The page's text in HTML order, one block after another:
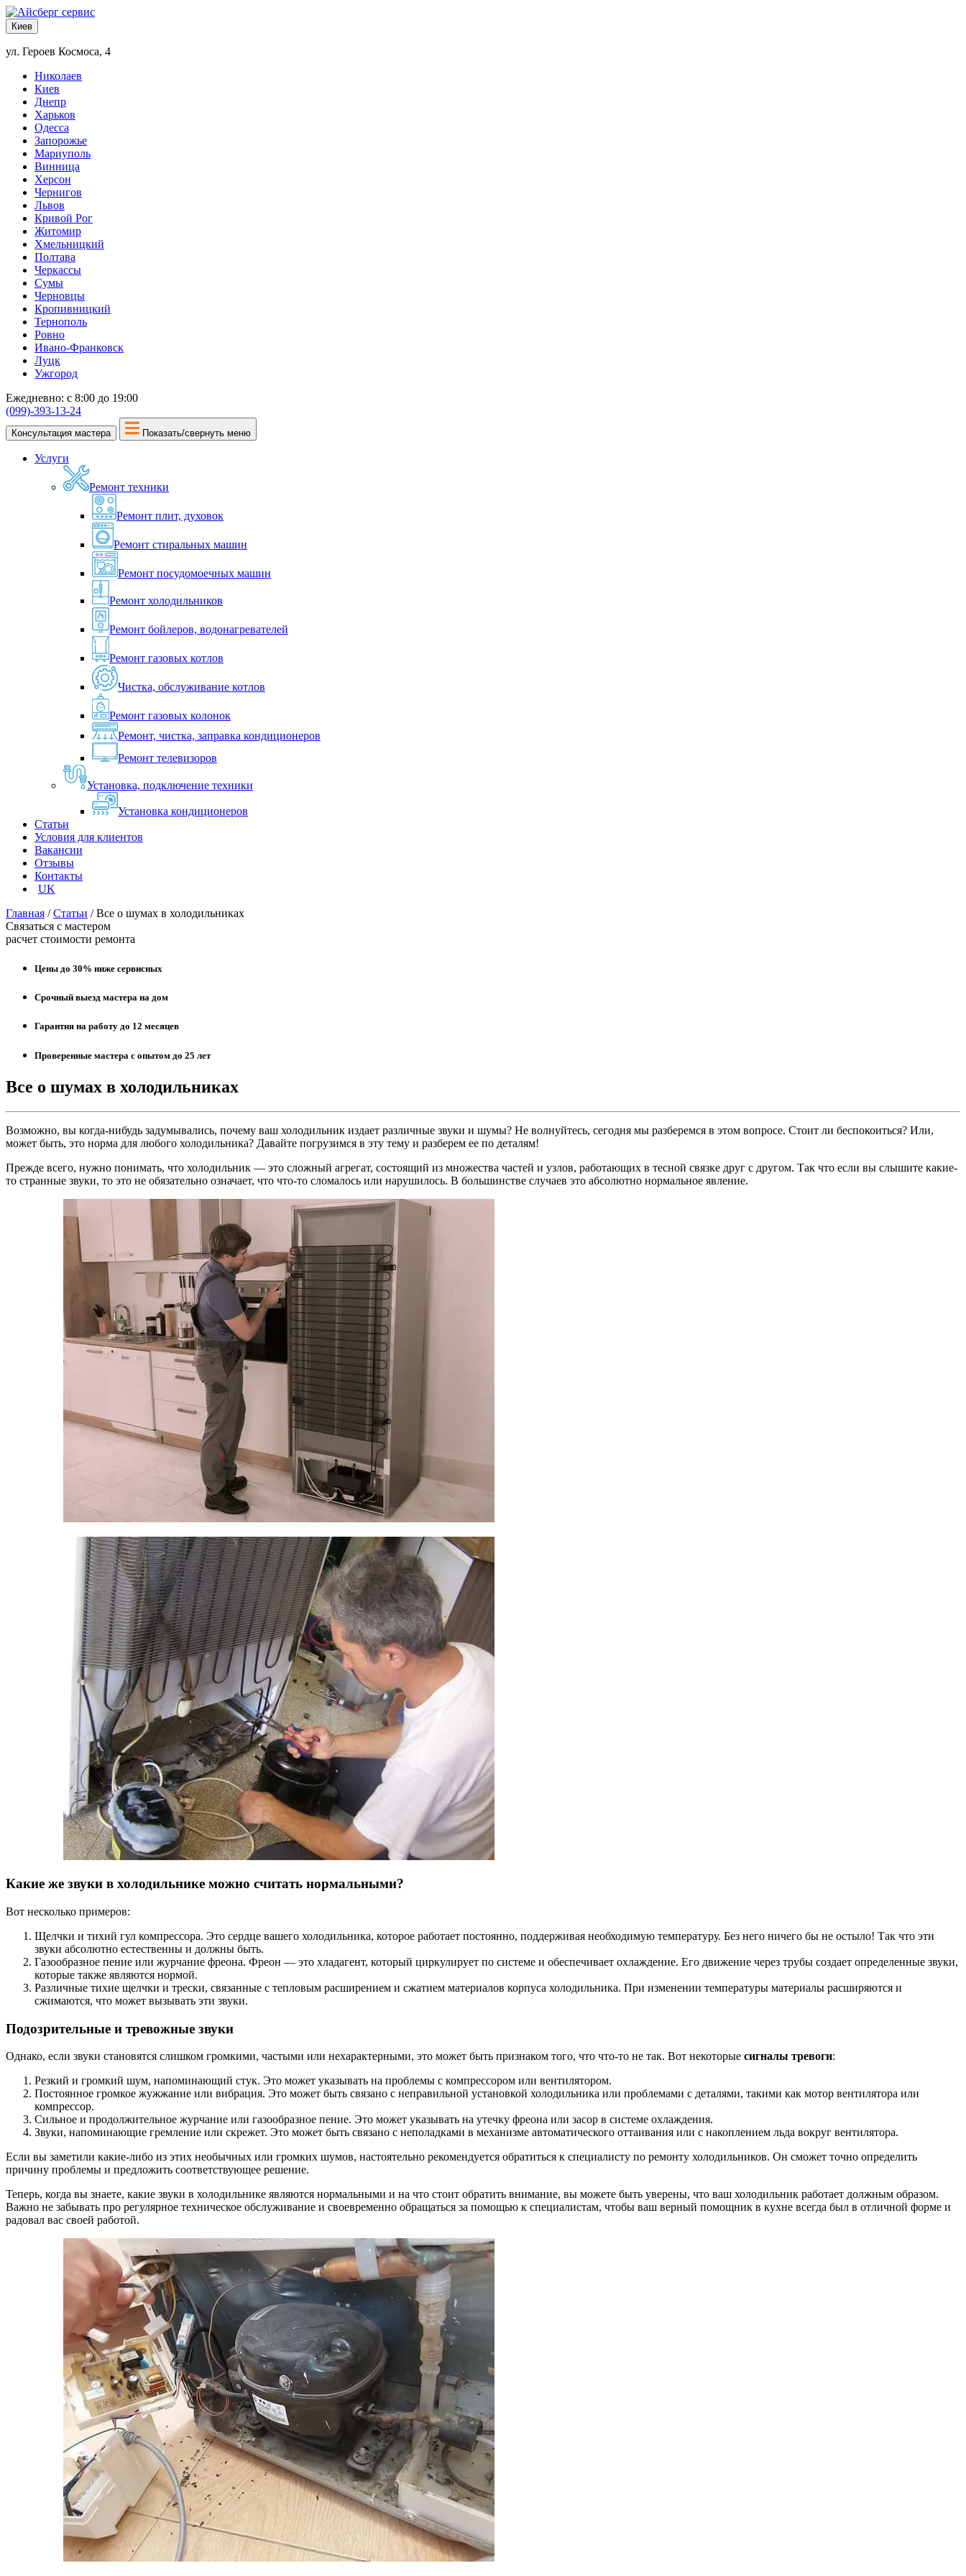
Киев
ул. Героев Космоса, 4
Николаев
Киев
Днепр
Харьков
Одесса
Запорожье
Мариуполь
Винница
Херсон
Чернигов
Львов
Кривой Рог
Житомир
Хмельницкий
Полтава
Черкассы
Сумы
Черновцы
Кропивницкий
Тернополь
Ровно
Ивано-Франковск
Луцк
Ужгород
Ежедневно: с 8:00 до 19:00
(099)-393-13-24
Консультация мастера Показать/свернуть меню
Услуги
Ремонт техники
Ремонт плит, духовок
Ремонт стиральных машин
Ремонт посудомоечных машин
Ремонт холодильников
Ремонт бойлеров, водонагревателей
Ремонт газовых котлов
Чистка, обслуживание котлов
Ремонт газовых колонок
Ремонт, чистка, заправка кондиционеров
Ремонт телевизоров
Установка, подключение техники
Установка кондиционеров
Статьи
Условия для клиентов
Вакансии
Отзывы
Контакты
UK
Главная /Статьи /Все о шумах в холодильниках
Связаться с мастером
расчет стоимости ремонта
Цены до 30% ниже сервисных
Срочный выезд мастера на дом
Гарантия на работу до 12 месяцев
Проверенные мастера с опытом до 25 лет
Все о шумах в холодильниках
Возможно, вы когда-нибудь задумывались, почему ваш холодильник издает различные звуки и шумы? Не волнуйтесь, сегодня мы разберемся в этом вопросе. Стоит ли беспокоиться? Или,
может быть, это норма для любого холодильника? Давайте погрузимся в эту тему и разберем ее по деталям!
Прежде всего, нужно понимать, что холодильник — это сложный агрегат, состоящий из множества частей и узлов, работающих в тесной связке друг с другом. Так что если вы слышите какие-
то странные звуки, то это не обязательно означает, что что-то сломалось или нарушилось. В большинстве случаев это абсолютно нормальное явление.
Какие же звуки в холодильнике можно считать нормальными?
Вот несколько примеров:
Щелчки и тихий гул компрессора. Это сердце вашего холодильника, которое работает постоянно, поддерживая необходимую температуру. Без него ничего бы не остыло! Так что эти
звуки абсолютно естественны и должны быть.
Газообразное пение или журчание фреона. Фреон — это хладагент, который циркулирует по системе и обеспечивает охлаждение. Его движение через трубы создает определенные звуки,
которые также являются нормой.
Различные тихие щелчки и трески, связанные с тепловым расширением и сжатием материалов корпуса холодильника. При изменении температуры материалы расширяются и
сжимаются, что может вызывать эти звуки.
Подозрительные и тревожные звуки
Однако, если звуки становятся слишком громкими, частыми или нехарактерными, это может быть признаком того, что что-то не так. Вот некоторые сигналы тревоги:
Резкий и громкий шум, напоминающий стук. Это может указывать на проблемы с компрессором или вентилятором.
Постоянное громкое жужжание или вибрация. Это может быть связано с неправильной установкой холодильника или проблемами с деталями, такими как мотор вентилятора или
компрессор.
Сильное и продолжительное журчание или газообразное пение. Это может указывать на утечку фреона или засор в системе охлаждения.
Звуки, напоминающие гремление или скрежет. Это может быть связано с неполадками в механизме автоматического оттаивания или с накоплением льда вокруг вентилятора.
Если вы заметили какие-либо из этих необычных или громких шумов, настоятельно рекомендуется обратиться к специалисту по ремонту холодильников. Он сможет точно определить
причину проблемы и предложить соответствующее решение.
Теперь, когда вы знаете, какие звуки в холодильнике являются нормальными и на что стоит обратить внимание, вы можете быть уверены, что ваш холодильник работает должным образом.
Важно не забывать про регулярное техническое обслуживание и своевременно обращаться за помощью к специалистам, чтобы ваш верный помощник в кухне всегда был в отличной форме и
радовал вас своей работой.